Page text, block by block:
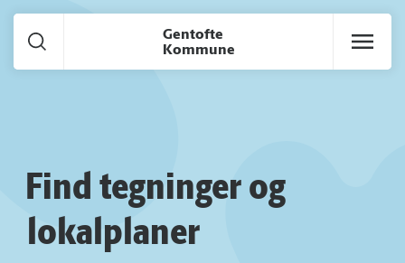
Gentofte
Kommune
Find tegninger og
lokalplaner